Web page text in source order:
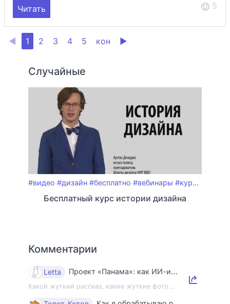
Читать 5
◀ 1 2 3 4 5 кон ▶
Случайные
#видео #дизайн #бесплатно #вебинары #курсы
Бесплатный курс истории дизайна
Комментарии
Letta Проект «Панама»: как ИИ-индустрия уничтожает книги и знания
Какой жуткий рассказ, какие жуткие фото…